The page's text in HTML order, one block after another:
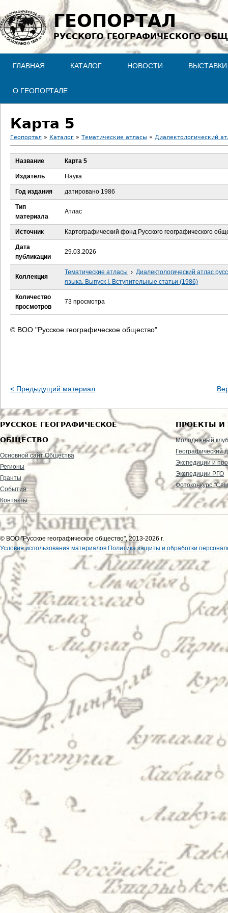
Jump to navigation
ГЕОПОРТАЛ
РУССКОГО ГЕОГРАФИЧЕСКОГО
ГЛАВНАЯ КАТАЛОГ НОВОСТИ ВЫСТАВКИ
О ГЕОПОРТАЛЕ
Карта 5
В
ы
д
е
с
ь
Геопортал » Каталог » Тематические атласы » Диалектологический
Название Карта 5
Издатель Наука
Год издания датировано 1986
Тип
материала
Атлас
Источник Картографический фонд Русского географического
Дата
публикации
29.03.2026
Коллекция
Тематические атласы › Диалектологический атлас
языка. Выпуск I. Вступительные статьи (1986)
Количество
просмотров
73 просмотра
© ВОО "Русское географическое общество"
< Предыдущий материал
РУССКОЕ ГЕОГРАФИЧЕСКОЕ
ОБЩЕСТВО
Основной сайт Общества
Регионы
Гранты
События
Контакты
ПРОЕКТЫ И
Молодежный клуб
Географический
Экспедиции и
Экспедиции РГО
Фотоконкурс
© ВОО "Русское географическое общество", 2013-2026 г.
Условия использования материалов Политика защиты и обработки